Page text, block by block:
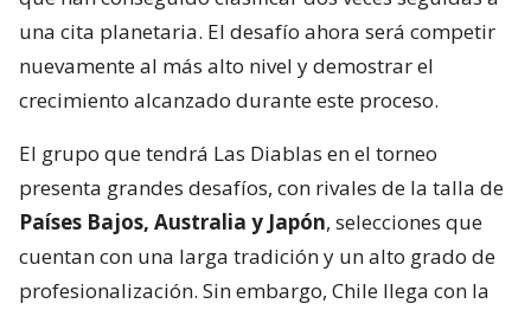
una cita planetaria. El desafío ahora será competir
nuevamente al más alto nivel y demostrar el
crecimiento alcanzado durante este proceso.
El grupo que tendrá Las Diablas en el torneo
presenta grandes desafíos, con rivales de la talla de
Países Bajos, Australia y Japón, selecciones que
cuentan con una larga tradición y un alto grado de
profesionalización. Sin embargo, Chile llega con la